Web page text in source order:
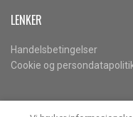
LENKER
Handelsbetingelser
Cookie og